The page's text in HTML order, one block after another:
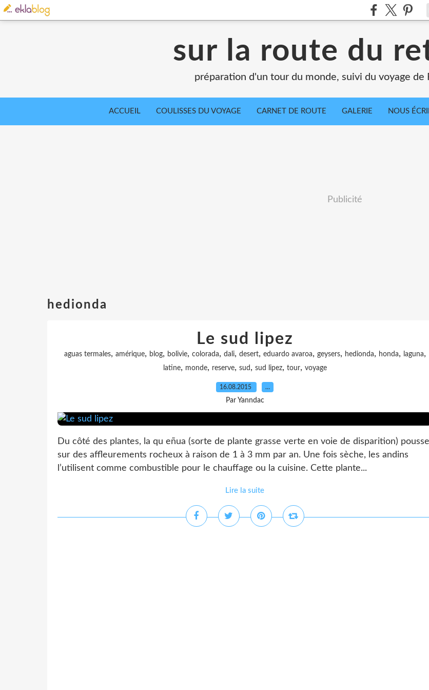
sur la route du
préparation d'un tour du monde, suivi du voyage de
ACCUEIL COULISSES DU VOYAGE CARNET DE ROUTE GALERIE NOUS
Publicité
hedionda
Le sud lipez
aguas termales, amérique, blog, bolivie, colorada, dali, desert, eduardo avaroa, geysers, hedionda, honda, laguna,
latine, monde, reserve, sud , sud lipez, tour, voyage
16.08.2015 …
Par Yanndac
Du côté des plantes, la qu eñua (sorte de plante grasse verte en voie de disparition) pousse
sur des affleurements rocheux à raison de 1 à 3 mm par an. Une fois sèche, les andins
l’utilisent comme combustible pour le chauffage ou la cuisine. Cette plante...
Lire la suite